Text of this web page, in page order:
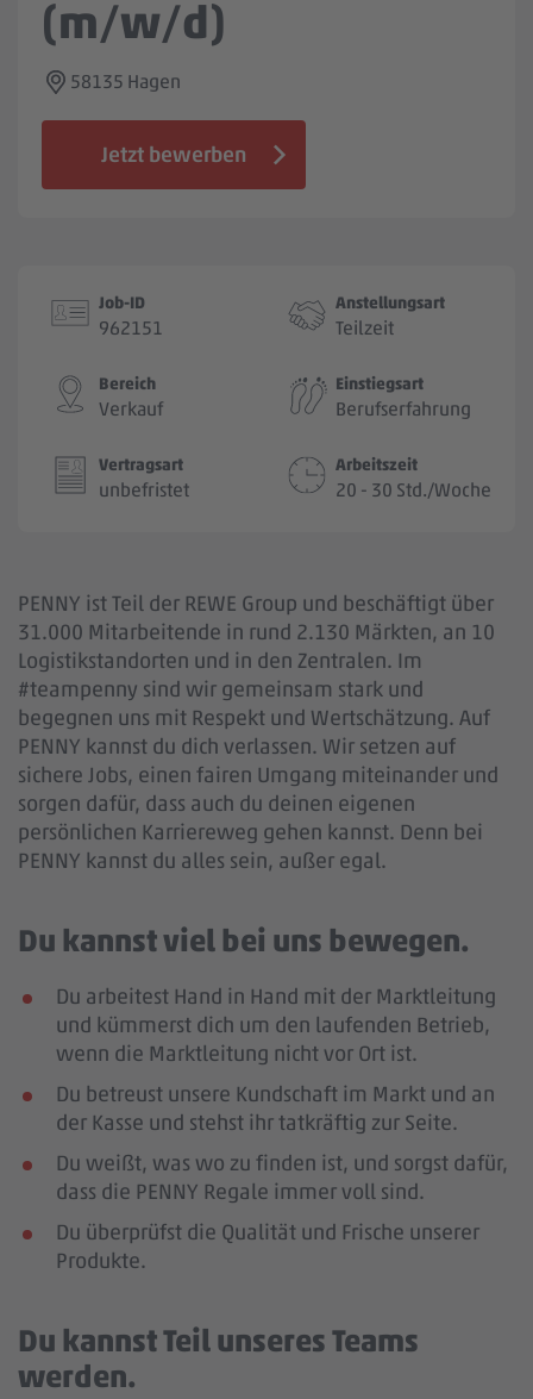
(m/w/d)
58135 Hagen
Jetzt bewerben
Job-ID
962151
Anstellungsart
Teilzeit
Bereich
Verkauf
Einstiegsart
Berufserfahrung
Vertragsart
unbefristet
Arbeitszeit
20 - 30 Std./Woche
PENNY ist Teil der REWE Group und beschäftigt über
31.000 Mitarbeitende in rund 2.130 Märkten, an 10
Logistikstandorten und in den Zentralen. Im
#teampenny sind wir gemeinsam stark und
begegnen uns mit Respekt und Wertschätzung. Auf
PENNY kannst du dich verlassen. Wir setzen auf
sichere Jobs, einen fairen Umgang miteinander und
sorgen dafür, dass auch du deinen eigenen
persönlichen Karriereweg gehen kannst. Denn bei
PENNY kannst du alles sein, außer egal.
Du kannst viel bei uns bewegen.
Du arbeitest Hand in Hand mit der Marktleitung
und kümmerst dich um den laufenden Betrieb,
wenn die Marktleitung nicht vor Ort ist.
Du betreust unsere Kundschaft im Markt und an
der Kasse und stehst ihr tatkräftig zur Seite.
Du weißt, was wo zu finden ist, und sorgst dafür,
dass die PENNY Regale immer voll sind.
Du überprüfst die Qualität und Frische unserer
Produkte.
Du kannst Teil unseres Teams
werden.